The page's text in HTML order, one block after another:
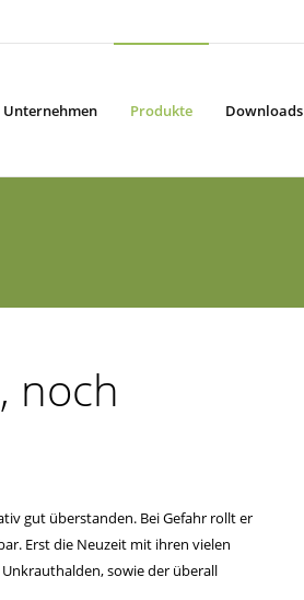
Unternehmen Produkte Downloads
noch
gut überstanden. Bei Gefahr rollt er
Erst die Neuzeit mit ihren vielen
sowie der überall